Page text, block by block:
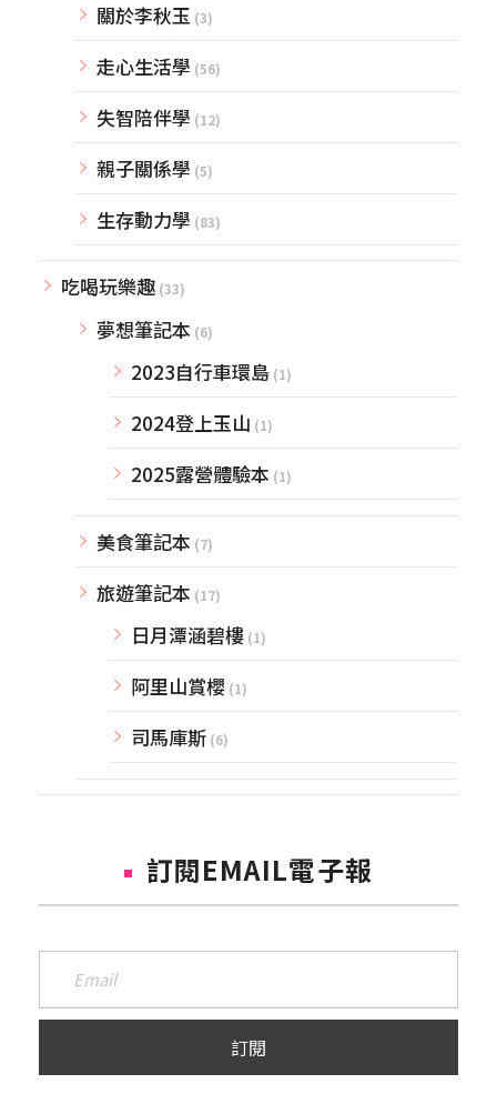
關於李秋玉 (3)
走心生活學 (56)
失智陪伴學 (12)
親子關係學 (5)
生存動力學 (83)
吃喝玩樂趣 (33)
夢想筆記本 (6)
2023自行車環島 (1)
2024登上玉山 (1)
2025露營體驗本 (1)
美食筆記本 (7)
旅遊筆記本 (17)
日月潭涵碧樓 (1)
阿里山賞櫻 (1)
司馬庫斯 (6)
訂閱EMAIL電子報